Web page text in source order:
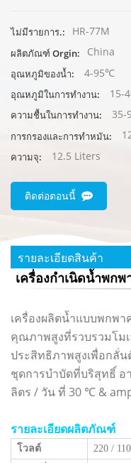
ไม่มีรายการ.: HR-77M
ผลิตภัณฑ์ Orgin: China
อุณหภูมิของน้ำ: 4-95℃
อุณหภูมิในการทำงาน: 15-
ความชื้นในการทำงาน: 35-
การกรองและการทำหมัน:
ความจุ: 12.5 Liters
ติดต่อตอนนี้
รายละเอียดสินค้า
เครื่องกำเนิดน้ำพก
เครื่องผลิตน้ำแบบพกพ
คุณภาพสูงที่รวบรวมโม
ประสิทธิภาพสูงเพื่อกลั่
ชุดการบำบัดที่บริสุทธิ์ อ
ลิตร / วันที่ 30 ℃ &
รายละเอียดผลิตภัณฑ์
โวลต์ 220 /